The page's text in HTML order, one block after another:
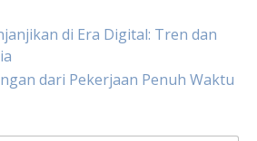
di Era Digital: Tren dan
dari Pekerjaan Penuh Waktu